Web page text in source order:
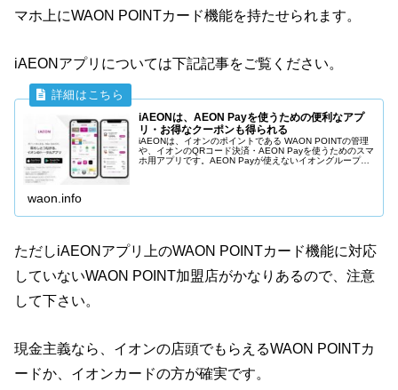
マホ上にWAON POINTカード機能を持たせられます。
iAEONアプリについては下記記事をご覧ください。
iAEONは、AEON Payを使うための便利なアプ
リ・お得なクーポンも得られる
iAEONは、イオンのポイントである WAON POINTの管理
や、イオンのQRコード決済・AEON Payを使うためのスマ
ホ用アプリです。AEON Payが使えないイオングループの
waon.info
ただしiAEONアプリ上のWAON POINTカード機能に対応
していないWAON POINT加盟店がかなりあるので、注意
して下さい。
現金主義なら、イオンの店頭でもらえるWAON POINTカ
ードか、イオンカードの方が確実です。